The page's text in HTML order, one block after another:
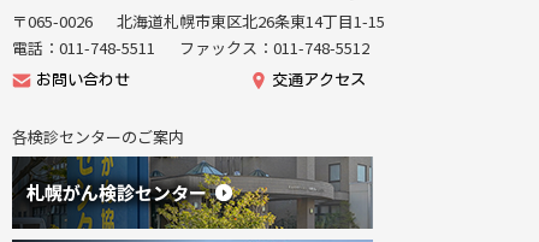
機
メ
ュ
ー
へ
戻
団
〒065-0026
北海道札幌市東区北26条東14丁目1-15
電話：011-748-5511
ファックス：011-748-5512
お問い合わせ 交通アクセス
各検診センターのご案内